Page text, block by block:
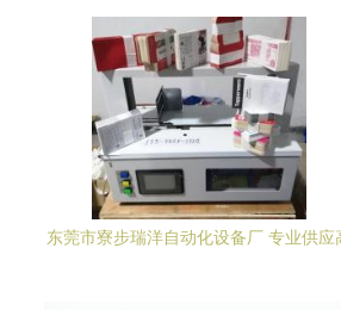
东莞市寮步瑞洋自动化设备厂 专业供应